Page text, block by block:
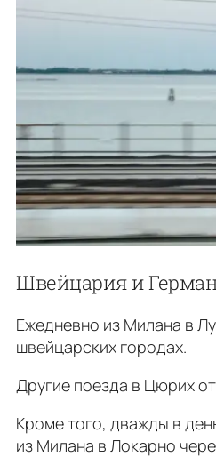
Швейцария и
Ежедневно из Милана в
швейцарских городах.
Другие поезда в Цюрих
Кроме того, дважды в
из Милана в Локарно